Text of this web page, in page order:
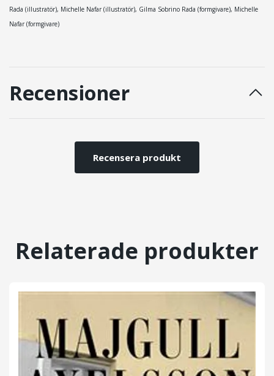
Rada (illustratör), Michelle Nafar (illustratör), Gilma Sobrino Rada (formgivare), Michelle
Nafar (formgivare)
Recensioner
Recensera produkt
Relaterade produkter